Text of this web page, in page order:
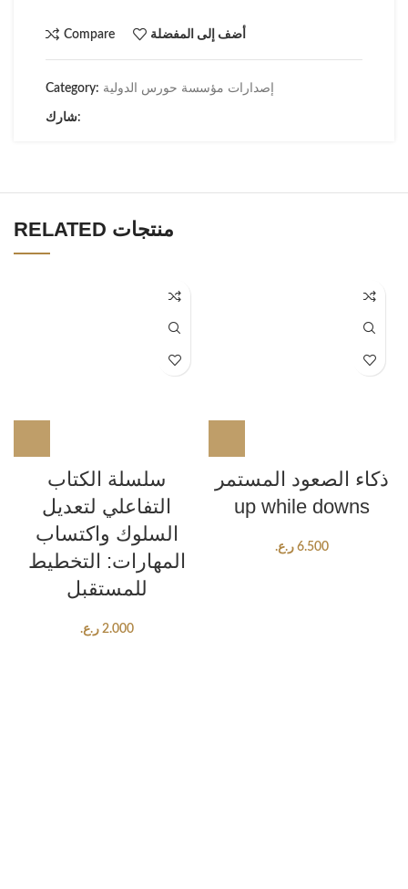
Compare أضف إلى المفضلة
Category: إصدارات مؤسسة حورس الدولية
شارك:
RELATED منتجات
سلسلة الكتاب
التفاعلي لتعديل
السلوك واكتساب
المهارات: التخطيط
للمستقبل
2.000 ر.ع.
ذكاء الصعود المستمر
up while downs
6.500 ر.ع.